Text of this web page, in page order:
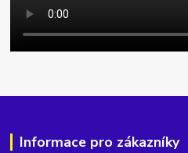
Informace pro zákazníky